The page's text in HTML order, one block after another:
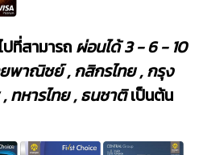
ปที่สามารถ ผ่อนได้ 3 - 6 - 10
พาณิชย์ , กสิกรไทย , กรุง
ทหารไทย , ธนชาติเป็นต้น